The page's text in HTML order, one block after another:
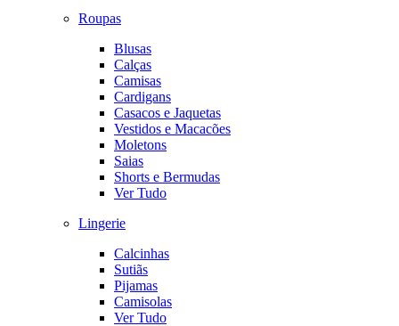
Roupas
Blusas
Calças
Camisas
Cardigans
Casacos e Jaquetas
Vestidos e Macacões
Moletons
Saias
Shorts e Bermudas
Ver Tudo
Lingerie
Calcinhas
Sutiãs
Pijamas
Camisolas
Ver Tudo